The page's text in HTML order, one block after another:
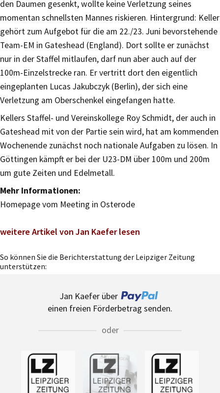
den Daumen gesenkt, wollte keine Verletzung seines
momentan schnellsten Mannes riskieren. Hintergrund: Keller
gehört zum Aufgebot für die am 22./23. Juni bevorstehende
Team-EM in Gateshead (England). Dort sollte er zunächst
nur in der Staffel mitlaufen, darf nun aber auch auf der
100m-Einzelstrecke ran. Er vertritt dort den eigentlich
eingeplanten Lucas Jakubczyk (Berlin), der sich eine
Verletzung am Oberschenkel eingefangen hatte.
Kellers Staffel- und Vereinskollege Roy Schmidt, der auch in
Gateshead mit von der Partie sein wird, hat am kommenden
Wochenende zunächst noch nationale Aufgaben zu lösen. In
Göttingen kämpft er bei der U23-DM über 100m und 200m
um gute Zeiten und Edelmetall.
Mehr Informationen:
Homepage vom Meeting in Osterode
weitere Artikel von Jan Kaefer lesen
So können Sie die Berichterstattung der Leipziger Zeitung
unterstützen:
Jan Kaefer über
einen freien Förderbetrag senden.
oder